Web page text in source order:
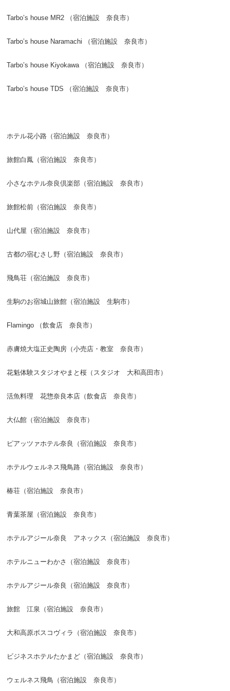
Tarbo’s house MR2 （宿泊施設 奈良市）
Tarbo’s house Naramachi （宿泊施設 奈良市）
Tarbo’s house Kiyokawa （宿泊施設 奈良市）
Tarbo’s house TDS （宿泊施設 奈良市）
ホテル花小路（宿泊施設 奈良市）
旅館白鳳（宿泊施設 奈良市）
小さなホテル奈良倶楽部（宿泊施設 奈良市）
旅館松前（宿泊施設 奈良市）
山代屋（宿泊施設 奈良市）
古都の宿むさし野（宿泊施設 奈良市）
飛鳥荘（宿泊施設 奈良市）
生駒のお宿城山旅館（宿泊施設 生駒市）
Flamingo （飲食店 奈良市）
赤膚焼大塩正史陶房（小売店・教室 奈良市）
花魁体験スタジオやまと桜（スタジオ 大和高田市）
活魚料理 花惣奈良本店（飲食店 奈良市）
大仏館（宿泊施設 奈良市）
ピアッツァホテル奈良（宿泊施設 奈良市）
ホテルウェルネス飛鳥路（宿泊施設 奈良市）
椿荘（宿泊施設 奈良市）
青葉茶屋（宿泊施設 奈良市）
ホテルアジール奈良 アネックス（宿泊施設 奈良市）
ホテルニューわかさ（宿泊施設 奈良市）
ホテルアジール奈良（宿泊施設 奈良市）
旅館 江泉（宿泊施設 奈良市）
大和高原ボスコヴィラ（宿泊施設 奈良市）
ビジネスホテルたかまど（宿泊施設 奈良市）
ウェルネス飛鳥（宿泊施設 奈良市）